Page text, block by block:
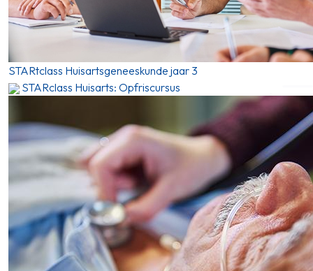
STARtclass Huisartsgeneeskunde jaar 3
STARclass Huisarts: Opfriscursus